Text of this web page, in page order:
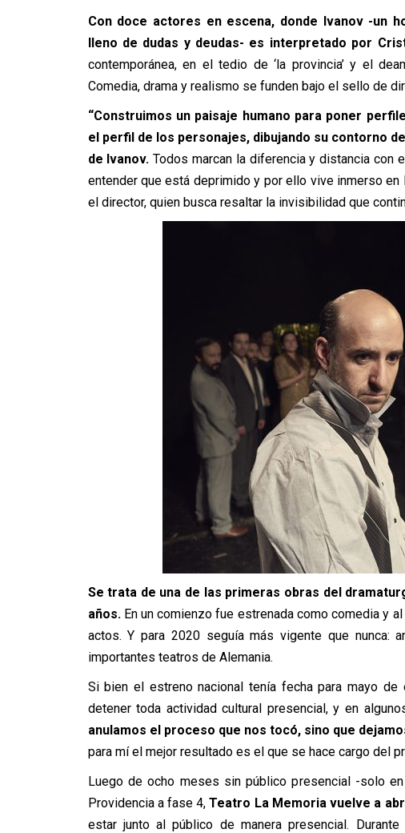
Con doce actores en escena, donde Ivanov -un
lleno de dudas y deudas- es interpretado por
contemporánea, en el tedio de ‘la provincia’ y el
Comedia, drama y realismo se funden bajo el sello de
“Construimos un paisaje humano para poner
el perfil de los personajes, dibujando su contorno
de Ivanov. Todos marcan la diferencia y distancia con
entender que está deprimido y por ello vive inmerso en
el director, quien busca resaltar la invisibilidad que
Se trata de una de las primeras obras del
años.En un comienzo fue estrenada como comedia y
actos. Y para 2020 seguía más vigente que nunca:
importantes teatros de Alemania.
Si bien el estreno nacional tenía fecha para mayo
detener toda actividad cultural presencial, y en
anulamos el proceso que nos tocó, sino que
para mí el mejor resultado es el que se hace cargo del
Luego de ocho meses sin público presencial -solo
Providencia a fase 4,Teatro La Memoria vuelve a
estar junto al público de manera presencial.